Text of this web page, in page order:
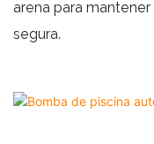
arena para
segura.